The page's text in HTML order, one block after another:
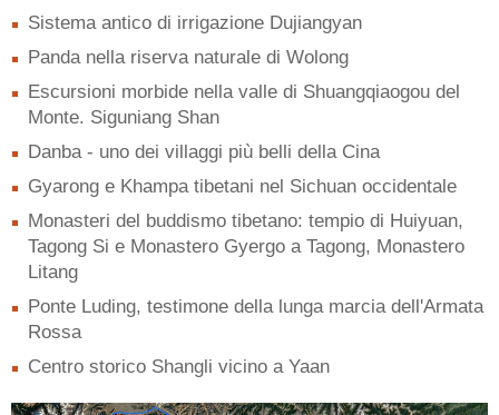
Sistema antico di irrigazione Dujiangyan
Panda nella riserva naturale di Wolong
Escursioni morbide nella valle di Shuangqiaogou del
Monte. Siguniang Shan
Danba - uno dei villaggi più belli della Cina
Gyarong e Khampa tibetani nel Sichuan occidentale
Monasteri del buddismo tibetano: tempio di Huiyuan,
Tagong Si e Monastero Gyergo a Tagong, Monastero
Litang
Ponte Luding, testimone della lunga marcia dell'Armata
Rossa
Centro storico Shangli vicino a Yaan